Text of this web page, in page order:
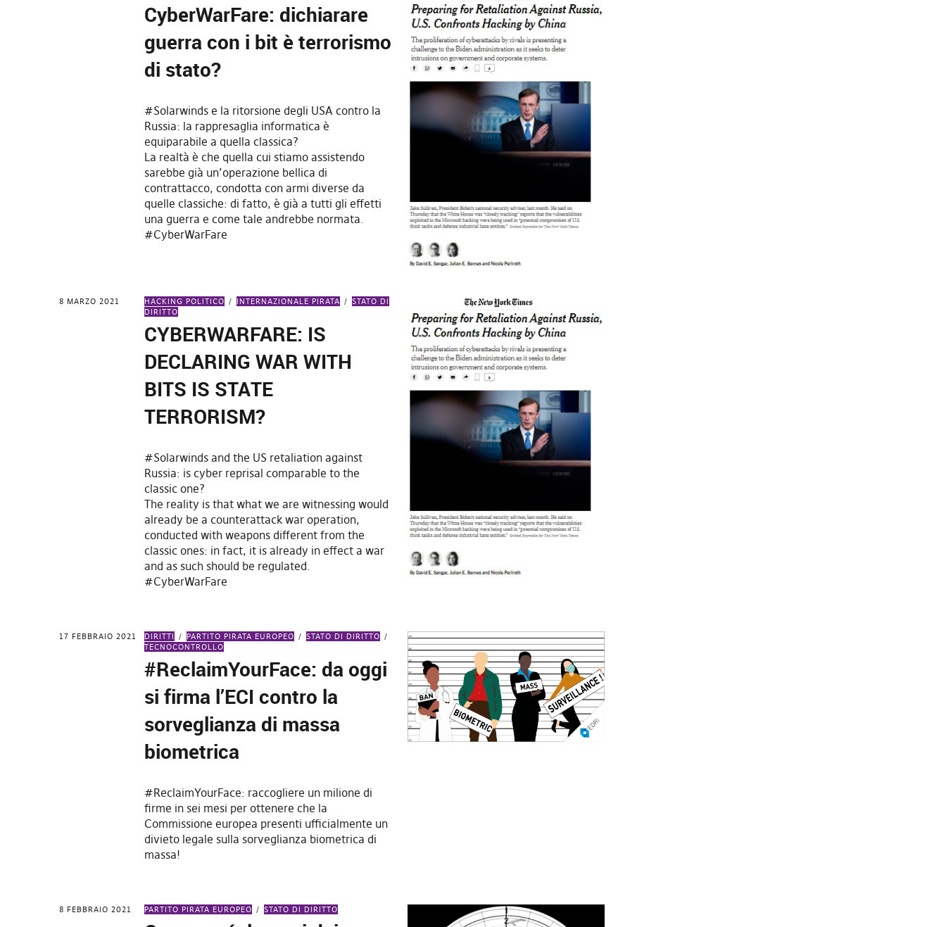
CyberWarFare: dichiarare
guerra con i bit è terrorismo
di stato?
#Solarwinds e la ritorsione degli USA contro la
Russia: la rappresaglia informatica è
equiparabile a quella classica?
La realtà è che quella cui stiamo assistendo
sarebbe già un’operazione bellica di
contrattacco, condotta con armi diverse da
quelle classiche: di fatto, è già a tutti gli effetti
una guerra e come tale andrebbe normata.
#CyberWarFare
8 MARZO 2021 HACKING POLITICO INTERNAZIONALE PIRATA
STATO DI
DIRITTO
CYBERWARFARE: IS
DECLARING WAR WITH
BITS IS STATE
TERRORISM?
#Solarwinds and the US retaliation against
Russia: is cyber reprisal comparable to the
classic one?
The reality is that what we are witnessing would
already be a counterattack war operation,
conducted with weapons different from the
classic ones: in fact, it is already in effect a war
and as such should be regulated.
#CyberWarFare
17 FEBBRAIO 2021 DIRITTI PARTITO PIRATA EUROPEO
STATO DI DIRITTO
TECNOCONTROLLO
#ReclaimYourFace: da oggi
si firma l’ECI contro la
sorveglianza di massa
biometrica
#ReclaimYourFace: raccogliere un milione di
firme in sei mesi per ottenere che la
Commissione europea presenti ufficialmente un
divieto legale sulla sorveglianza biometrica di
massa!
8 FEBBRAIO 2021 PARTITO PIRATA EUROPEO STATO DI DIRITTO